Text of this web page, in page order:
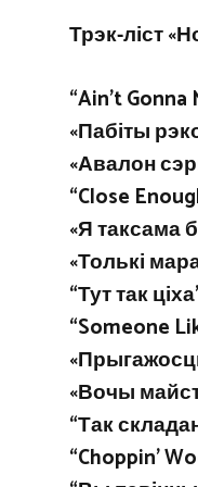
Трэк-ліст
“Ain’t
«Пабіты
«Авалон
“Close
«Я таксама
«Толькі
“Тут так
“Someone
«Вочы
“Так
“Choppin’